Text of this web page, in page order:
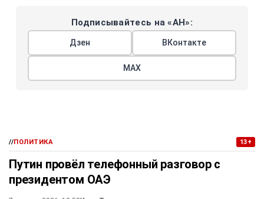
Подписывайтесь на «АН»:
Дзен ВКонтакте
МАХ
//ПОЛИТИКА 13+
Путин провёл телефонный разговор с
президентом ОАЭ